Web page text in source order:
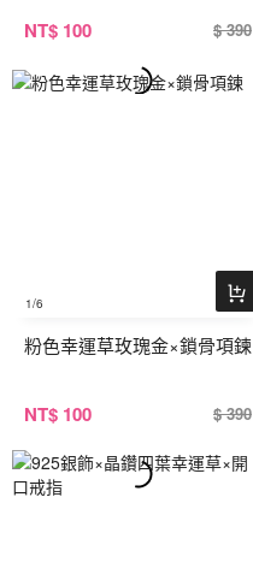
NT$ 100 $ 390
1/6
粉色幸運草玫瑰金×鎖骨項鍊
NT$ 100 $ 390